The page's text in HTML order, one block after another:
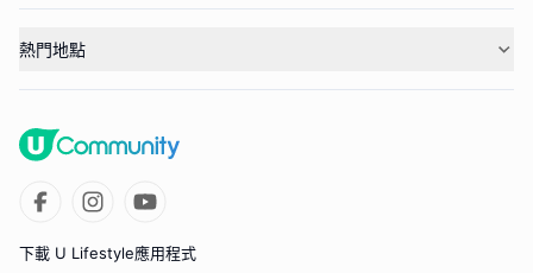
熱門地點
下載 U Lifestyle應用程式